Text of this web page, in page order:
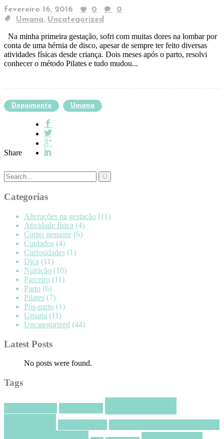
fevereiro 16, 2016 0
0
Umana, Uncategorized
Na minha primeira gestação, sofri com muitas dores na lombar por
conta de uma hérnia de disco, apesar de sempre ter feito diversas
atividades físicas desde criança. Dois meses após o parto, resolvi
conhecer o método Pilates e tudo mudou...
Depoimento Umana
Share
Categorias
Alterações na gestação (11)
Atividade física (4)
Corpo gestante (6)
Cuidados (4)
Curiosidades (1)
Dica (11)
Nutrição (10)
Parceiro (11)
Parto (6)
Pilates (7)
Pós-parto (1)
Umana (11)
Uncategorized (44)
Latest Posts
No posts were found.
Tags